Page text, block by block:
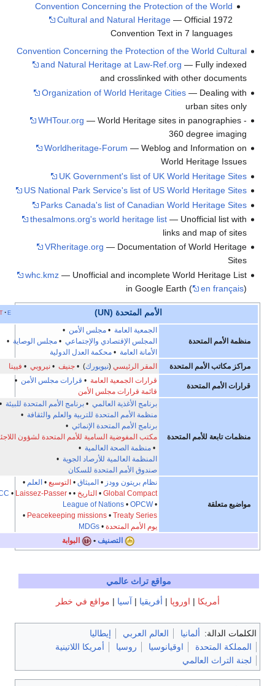
Convention Concerning the Protection of the
Cultural and Natural Heritage
Convention Text in 7
Convention Concerning the Protection of the
and Natural Heritage at Law-Ref.org— Fully
and crosslinked with other
Organization of World Heritage Cities —
urban
WHTour.org— World Heritage sites in
360
Worldheritage-Forum — Weblog and
World
UK Government's list of UK World
US National Park Service's list of US World
Parks Canada's list of Canadian World
thesalmons.org's world heritage list—
links and
VRheritage.org— Documentation of World
whc.kmz— Unofficial and incomplete World
in Google Earth (
مجلس الأمن •
المجلس الإقتصادي والإجتماعي•مجلس الوصاية•
محكمة العدل الدولية
المتحدة
المقر الرئيسي(نيويورك) •جنيف• نيروبي •فيينا
المتحدة
قرارات الجمعية العامة• قرارات مجلس الأمن •
قائمة قرارات مجلس الأمن
للأمم المتحدة
برنامج الأغذية العالمي•برنامج الأمم المتحدة للبيئة•
منظمة الأمم المتحدة للتربية والعلم والثقافة•
برنامج الأمم المتحدة الإنمائي•
مكتب المفوضية السامية للأمم المتحدة لشؤون اللاجئين
منظمة الصحة العالمية•
المنظمة العالمية للأرصاد الجوية•
صندوق الأمم المتحدة للسكان
الميثاق•التوسيع• العلم•
التاريخ•
ICC• Laissez-Passer•
League of Nations
OPCW•
Peacekeeping missions
•
MDGs
البوابة
مواقع تراث عالمي
أفريقيا| آسيا|مواقع في خطر
ألمانيا العالم العربي
إيطاليا
اوقيانوسيا روسيا
أمريكا اللاتينية
العالمي